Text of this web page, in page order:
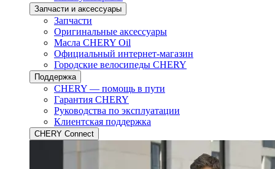
Запчасти и аксессуары
Запчасти
Оригинальные аксессуары
Масла CHERY Oil
Официальный интернет-магазин
Городские велосипеды CHERY
Поддержка
CHERY — помощь в пути
Гарантия CHERY
Руководства по эксплуатации
Клиентская поддержка
CHERY Connect